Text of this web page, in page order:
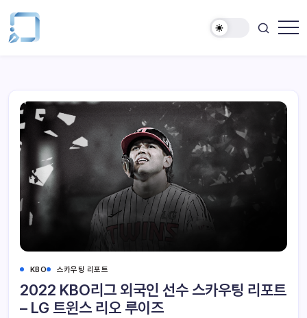
KBO 스카우팅 리포트
2022 KBO리그 외국인 선수 스카우팅 리포트
– LG 트윈스 리오 루이즈